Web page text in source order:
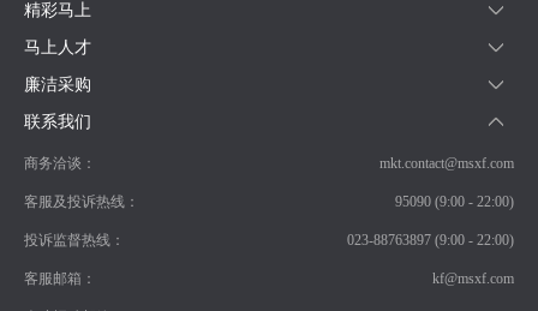
精彩马上
马上人才
廉洁采购
联系我们
商务洽谈： mkt.contact@msxf.com
客服及投诉热线： 95090 (9:00 - 22:00)
投诉监督热线： 023-88763897 (9:00 - 22:00)
客服邮箱： kf@msxf.com